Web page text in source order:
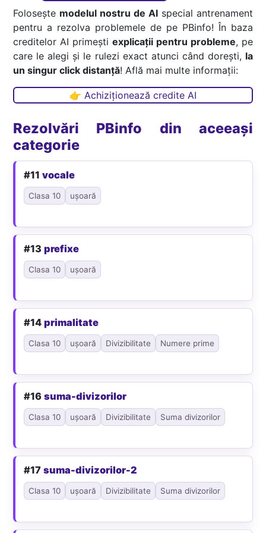
Folosește modelul nostru de AIspecial antrenament
pentru a rezolva problemele de pe PBinfo! În baza
creditelor AI primești explicații pentru probleme, pe
care le alegi și le rulezi exact atunci când dorești, la
un singur click distanță! Află mai multe informații:
👉 Achiziționează credite AI
Rezolvări PBinfo din aceeași
categorie
#11vocale
Clasa 10 ușoară
#13prefixe
Clasa 10 ușoară
#14primalitate
Clasa 10 ușoară Divizibilitate Numere prime
#16suma-divizorilor
Clasa 10 ușoară Divizibilitate Suma divizorilor
#17suma-divizorilor-2
Clasa 10 ușoară Divizibilitate Suma divizorilor